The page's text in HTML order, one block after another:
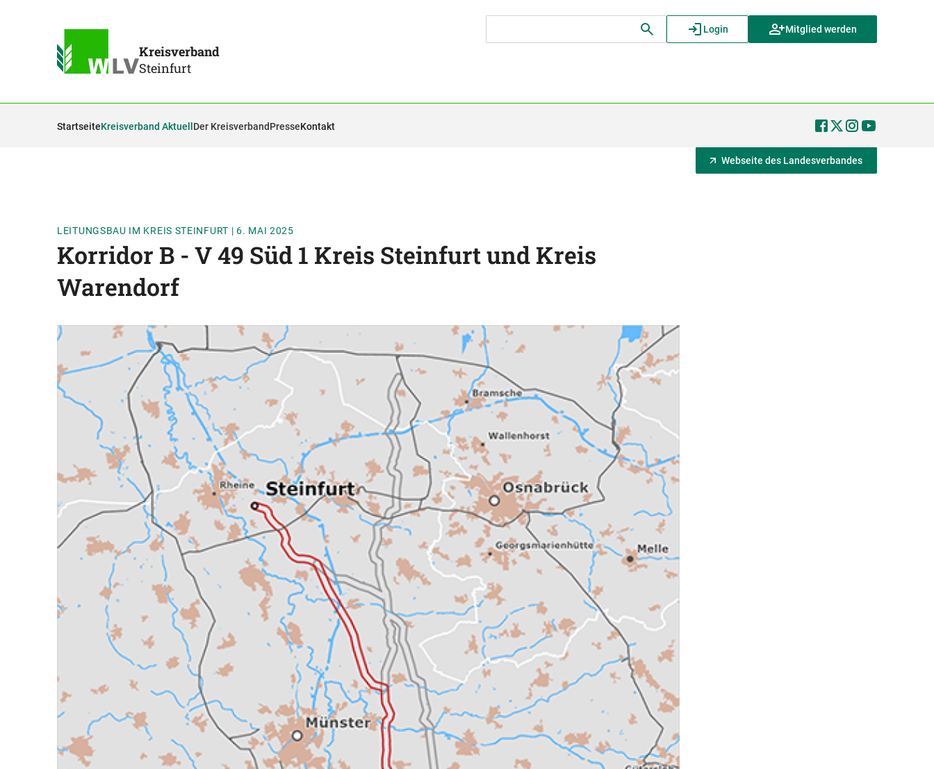
Kreisverband
Steinfurt
Login Mitglied werden
StartseiteKreisverband Aktuell Der KreisverbandPresseKontakt
Webseite des Landesverbandes
LEITUNGSBAU IM KREIS STEINFURT | 6. MAI 2025
Korridor B - V 49 Süd 1 Kreis Steinfurt und Kreis
Warendorf